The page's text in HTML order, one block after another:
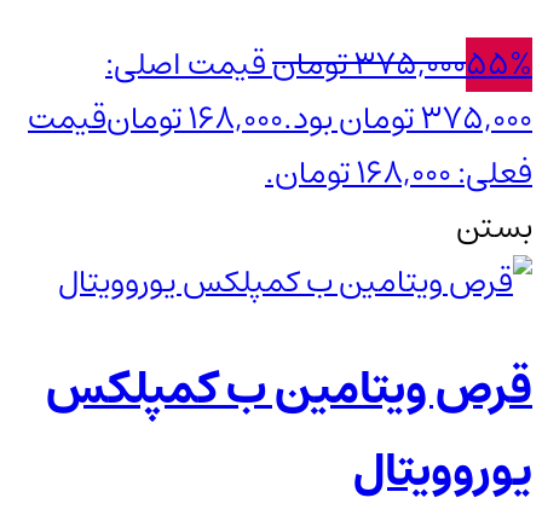
55%
375,000تومانقیمت اصلی:
375,000 تومان بود.
168,000تومانقیمت
فعلی: 168,000 تومان.
بستن
قرص ویتامین ب کمپلکس
یوروویتال